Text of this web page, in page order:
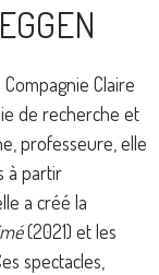
Claire
de recherche et
professeure, elle
à partir
a créé la
(2021) et les
spectacles,